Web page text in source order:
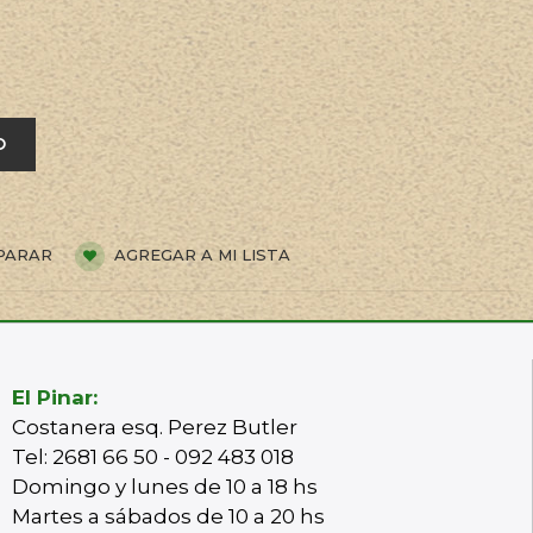
AGREGAR A MI LISTA
El Pinar:
Costanera esq. Perez Butler
Tel: 2681 66 50 - 092 483 018
Domingo y lunes de 10 a 18 hs
Martes a sábados de 10 a 20 hs